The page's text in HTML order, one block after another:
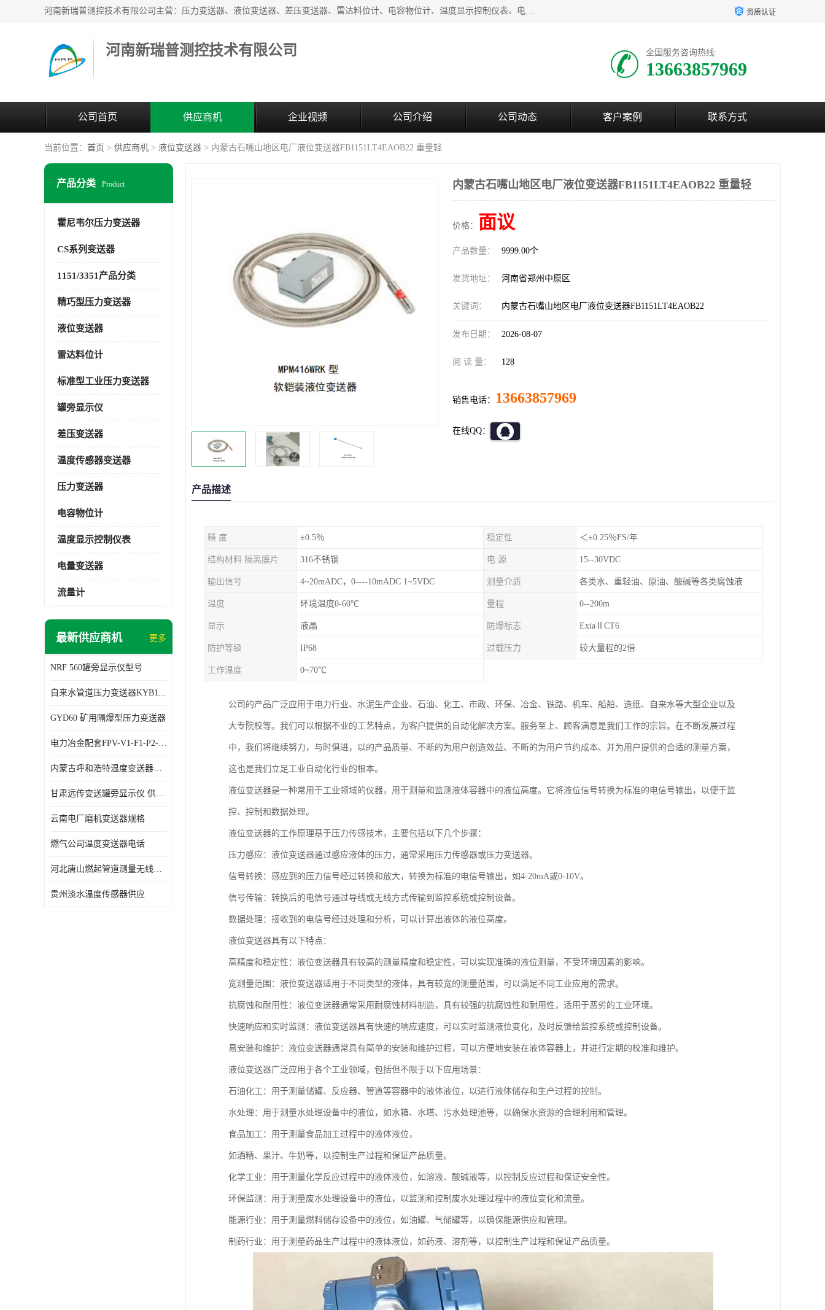
河南新瑞普测控技术有限公司主营：压力变送器、液位变送器、差压变送器、雷达料位计、电容物位计、温度显示控制仪表、电量变送器、流量计、工业自动化系统成套设备。 资质认证
河南新瑞普测控技术有限公司 全国服务咨询热线:
13663857969
公司首页 供应商机 企业视频 公司介绍 公司动态 客户案例 联系方式
当前位置： 首页 > 供应商机 > 液位变送器 > 内蒙古石嘴山地区电厂液位变送器FB1151LT4EAOB22 重量轻
产品分类 Product
霍尼韦尔压力变送器
CS系列变送器
1151/3351产品分类
精巧型压力变送器
液位变送器
雷达料位计
标准型工业压力变送器
罐旁显示仪
差压变送器
温度传感器变送器
压力变送器
电容物位计
温度显示控制仪表
电量变送器
流量计
最新供应商机 更多
NRF 560罐旁显示仪型号
自来水管道压力变送器KYB11G03M2型号 使用方便
GYD60 矿用隔爆型压力变送器
电力冶金配套FPV-V1-F1-P2-03电压变送器
内蒙古呼和浩特温度变送器配套罐旁显示仪供应 性能稳定
甘肃远传变送罐旁显示仪 供应及时
云南电厂磨机变送器规格
燃气公司温度变送器电话
河北唐山燃起管道测量无线压力变送器型号 性能稳定
贵州淡水温度传感器供应
内蒙古石嘴山地区电厂液位变送器FB1151LT4EAOB22 重量轻
价格： 面议
产品数量： 9999.00个
发货地址： 河南省郑州中原区
关键词： 内蒙古石嘴山地区电厂液位变送器FB1151LT4EAOB22
发布日期： 2026-08-07
阅 读 量： 128
销售电话： 13663857969
在线QQ：
产品描述
精 度 ±0.5％ 稳定性 ＜±0.25％FS/年
结构材料 隔离膜片 316不锈钢 电 源 15--30VDC
输出信号 4~20mADC，0----10mADC 1~5VDC 测量介质 各类水、重轻油、原油、酸碱等各类腐蚀液
温度 环境温度0-60℃ 量程 0--200m
显示 液晶 防爆标志 ExiaⅡCT6
防护等级 IP68 过载压力 较大量程的2倍
工作温度 0~70℃
公司的产品广泛应用于电力行业、水泥生产企业、石油、化工、市政、环保、冶金、铁路、机车、船舶、造纸、自来水等大型企业以及
大专院校等。我们可以根据不业的工艺特点，为客户提供的自动化解决方案。服务至上、顾客满意是我们工作的宗旨。在不断发展过程
中，我们将继续努力，与时俱进，以的产品质量、不断的为用户创造效益、不断的为用户节约成本、并为用户提供的合适的测量方案，
这也是我们立足工业自动化行业的根本。
液位变送器是一种常用于工业领域的仪器，用于测量和监测液体容器中的液位高度。它将液位信号转换为标准的电信号输出，以便于监
控、控制和数据处理。
液位变送器的工作原理基于压力传感技术，主要包括以下几个步骤：
压力感应：液位变送器通过感应液体的压力，通常采用压力传感器或压力变送器。
信号转换：感应到的压力信号经过转换和放大，转换为标准的电信号输出，如4-20mA或0-10V。
信号传输：转换后的电信号通过导线或无线方式传输到监控系统或控制设备。
数据处理：接收到的电信号经过处理和分析，可以计算出液体的液位高度。
液位变送器具有以下特点：
高精度和稳定性：液位变送器具有较高的测量精度和稳定性，可以实现准确的液位测量，不受环境因素的影响。
宽测量范围：液位变送器适用于不同类型的液体，具有较宽的测量范围，可以满足不同工业应用的需求。
抗腐蚀和耐用性：液位变送器通常采用耐腐蚀材料制造，具有较强的抗腐蚀性和耐用性，适用于恶劣的工业环境。
快速响应和实时监测：液位变送器具有快速的响应速度，可以实时监测液位变化，及时反馈给监控系统或控制设备。
易安装和维护：液位变送器通常具有简单的安装和维护过程，可以方便地安装在液体容器上，并进行定期的校准和维护。
液位变送器广泛应用于各个工业领域，包括但不限于以下应用场景：
石油化工：用于测量储罐、反应器、管道等容器中的液体液位，以进行液体储存和生产过程的控制。
水处理：用于测量水处理设备中的液位，如水箱、水塔、污水处理池等，以确保水资源的合理利用和管理。
食品加工：用于测量食品加工过程中的液体液位，
如酒精、果汁、牛奶等，以控制生产过程和保证产品质量。
化学工业：用于测量化学反应过程中的液体液位，如溶液、酸碱液等，以控制反应过程和保证安全性。
环保监测：用于测量废水处理设备中的液位，以监测和控制废水处理过程中的液位变化和流量。
能源行业：用于测量燃料储存设备中的液位，如油罐、气储罐等，以确保能源供应和管理。
制药行业：用于测量药品生产过程中的液体液位，如药液、溶剂等，以控制生产过程和保证产品质量。